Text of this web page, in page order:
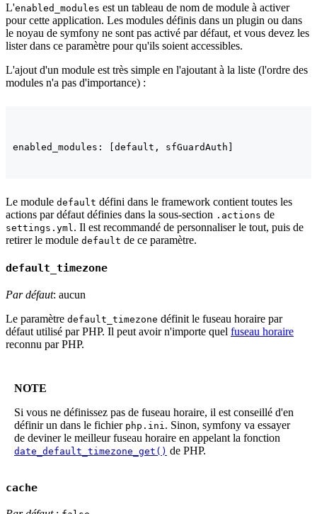
L'enabled_modules est un tableau de nom de module à activer
pour cette application. Les modules définis dans un plugin ou dans
le noyau de symfony ne sont pas activé par défaut, et vous devez les
lister dans ce paramètre pour qu'ils soient accessibles.
L'ajout d'un module est très simple en l'ajoutant à la liste (l'ordre des
modules n'a pas d'importance) :
enabled_modules: [default, sfGuardAuth]
Le module default défini dans le framework contient toutes les
actions par défaut définies dans la sous-section .actions de
settings.yml . Il est recommandé de personnaliser le tout, puis de
retirer le module default de ce paramètre.
default_timezone
Par défaut: aucun
Le paramètre default_timezone définit le fuseau horaire par
défaut utilisé par PHP. Il peut avoir n'importe quel fuseau horaire
reconnu par PHP.
NOTE
Si vous ne définissez pas de fuseau horaire, il est conseillé d'en
définir un dans le fichier php.ini . Sinon, symfony va essayer
de deviner le meilleur fuseau horaire en appelant la fonction
date_default_timezone_get() de PHP.
cache